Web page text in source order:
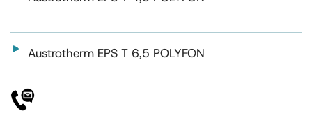
Austrotherm EPS T 6,5 POLYFON